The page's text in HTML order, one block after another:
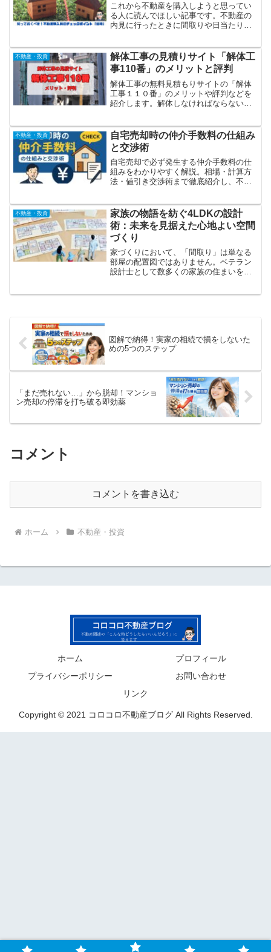
これから不動産を購入しようと思ってい
る人に読んでほしい記事です。不動産の
内見に行ったときに間取りや日当たりな
す。越境は軽く考えていてはいけませ
ん。結構なリスクがあります。
不動産・投資
解体工事の見積りサイト「解体工
事110番」のメリットと評判
解体工事の無料見積もりサイトの「解体
工事１１０番」のメリットや評判などを
紹介します。解体しなければならない建
い」、という人に読んでほしい記事で
す。
不動産・投資
自宅売却時の仲介手数料の仕組み
と交渉術
自宅売却で必ず発生する仲介手数料の仕
組みをわかりやすく解説。相場・計算方
法・値引き交渉術まで徹底紹介し、不動
不動産・投資
家族の物語を紡ぐ4LDKの設計
術：未来を見据えた心地よい空間
づくり
家づくりにおいて、「間取り」は単なる
部屋の配置図ではありません。ベテラン
設計士として数多くの家族の住まいを手
図解で納得！実家の相続で損をしないた
めの5つのステップ
「まだ売れない…」から脱却！マンショ
ン売却の停滞を打ち破る即効薬
コメント
コメントを書き込む
ホーム 不動産・投資
ホーム
プロフィール
プライバシーポリシー
お問い合わせ
リンク
Copyright © 2021 コロコロ不動産ブログ All Rights Reserved.